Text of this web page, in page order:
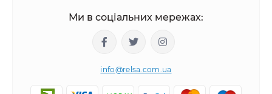
Ми в соціальних мережах:
info@relsa.com.ua